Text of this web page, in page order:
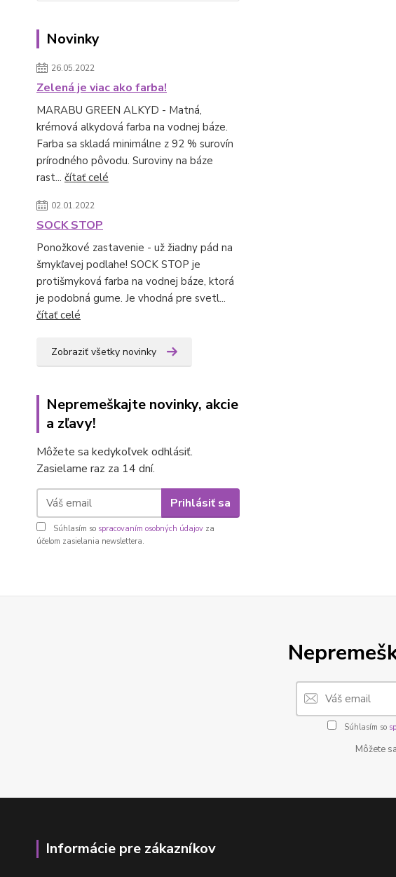
Novinky
26.05.2022
Zelená je viac ako farba!
MARABU GREEN ALKYD - Matná,
krémová alkydová farba na vodnej báze.
Farba sa skladá minimálne z 92 % surovín
prírodného pôvodu. Suroviny na báze
rast... čítať celé
02.01.2022
SOCK STOP
Ponožkové zastavenie - už žiadny pád na
šmykľavej podlahe! SOCK STOP je
protišmyková farba na vodnej báze, ktorá
je podobná gume. Je vhodná pre svetl...
čítať celé
Zobraziť všetky novinky
Nepremeškajte novinky, akcie
a zľavy!
Môžete sa kedykoľvek odhlásiť.
Zasielame raz za 14 dní.
Prihlásiť sa
Súhlasím so spracovaním osobných údajov za
účelom zasielania newslettera.
Súhlasím so
Môžete
Informácie pre zákazníkov